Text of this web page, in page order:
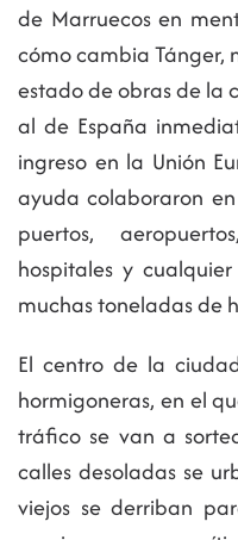
de Marruecos en
cómo cambia Tánger,
estado de obras de la
al de España
ingreso en la Unión
ayuda colaboraron
puertos,
hospitales y
muchas toneladas de
El centro de la
hormigoneras, en el
tráfico se van a
calles desoladas se
viejos se derriban